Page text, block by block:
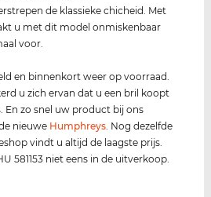
de klassieke chicheid. Met
u met dit model onmiskenbaar
voor.
en binnenkort weer op voorraad.
u zich ervan dat u een bril koopt
En zo snel uw product bij ons
nieuwe Humphreys . Nog dezelfde
vindt u altijd de laagste prijs.
581153 niet eens in de uitverkoop.